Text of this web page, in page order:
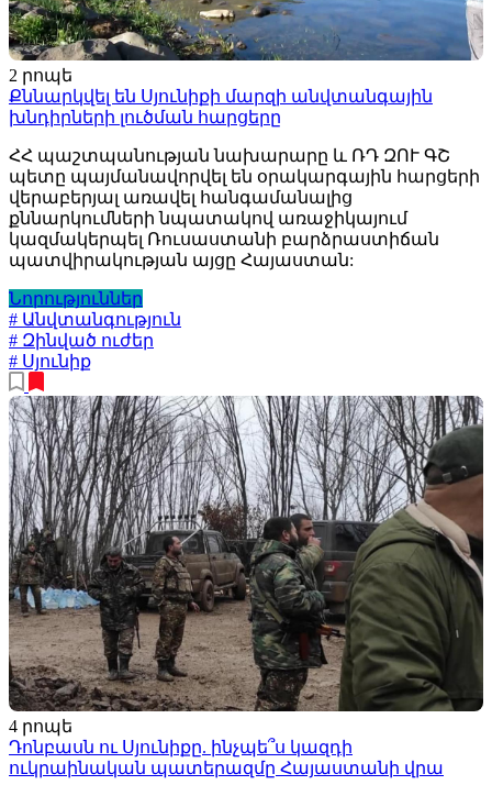
2 րոպե
Քննարկվել են Սյունիքի մարզի անվտանգային
խնդիրների լուծման հարցերը
ՀՀ պաշտպանության նախարարը և ՌԴ ԶՈՒ ԳՇ
պետը պայմանավորվել են օրակարգային հարցերի
վերաբերյալ առավել հանգամանալից
քննարկումների նպատակով առաջիկայում
կազմակերպել Ռուսաստանի բարձրաստիճան
պատվիրակության այցը Հայաստան:
Նորություններ
# Անվտանգություն
# Զինված ուժեր
# Սյունիք
4 րոպե
Դոնբասն ու Սյունիքը. ինչպե՞ս կազդի
ուկրաինական պատերազմը Հայաստանի վրա